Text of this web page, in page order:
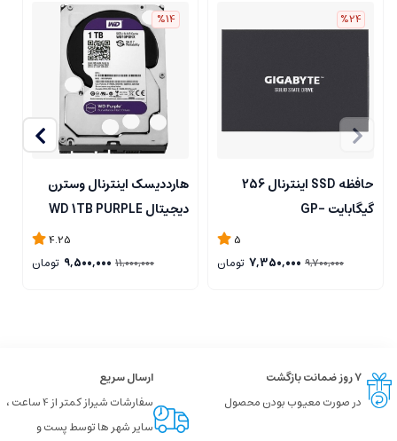
%24
حافظه SSD اینترنال 256
گیگابایت GP-
5
9,700,000
7,350,000 تومان
%14
هارددیسک اینترنال وسترن
دیجیتال WD 1TB PURPLE
4.25
11,000,000
9,500,000 تومان
۷ روز ضمانت بازگشت
در صورت معیوب بودن محصول
ارسال سریع
سفارشات شیراز کمتر از 4 ساعت ،
سایر شهر ها توسط پست و